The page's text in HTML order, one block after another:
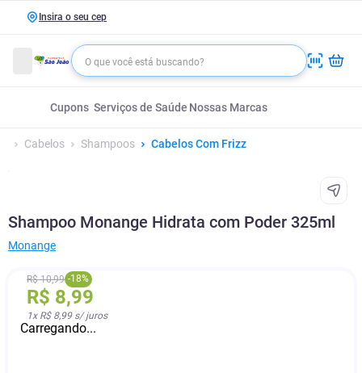
Insira o seu cep
Cupons Serviços de Saúde Nossas Marcas
Cabelos Shampoos Cabelos Com Frizz
Shampoo Monange Hidrata com Poder 325ml
Monange
R$ 10,99 -18%
R$ 8,99
1x R$ 8,99s/ juros
Carregando...